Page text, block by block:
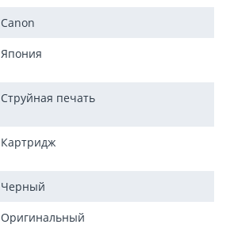
Canon
Япония
Струйная печать
Картридж
Черный
Оригинальный